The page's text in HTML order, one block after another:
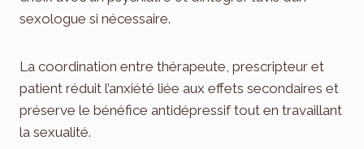
sexologue si nécessaire.
La coordination entre thérapeute, prescripteur et
patient réduit l’anxiété liée aux effets secondaires et
préserve le bénéfice antidépressif tout en travaillant
la sexualité.